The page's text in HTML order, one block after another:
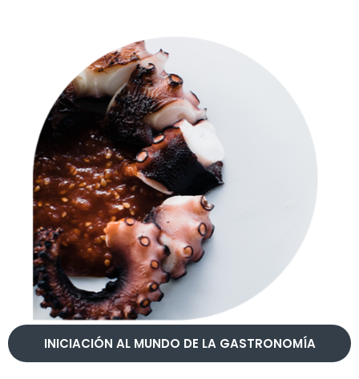
INICIACIÓN AL MUNDO DE LA GASTRONOMÍA